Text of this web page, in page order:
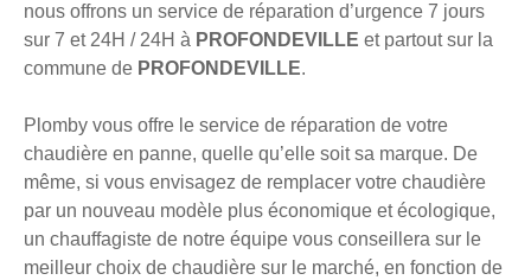
nous offrons un service de réparation d’urgence 7 jours
sur 7 et 24H / 24H à PROFONDEVILLE et partout sur la
commune de PROFONDEVILLE.
Plomby vous offre le service de réparation de votre
chaudière en panne, quelle qu’elle soit sa marque. De
même, si vous envisagez de remplacer votre chaudière
par un nouveau modèle plus économique et écologique,
un chauffagiste de notre équipe vous conseillera sur le
meilleur choix de chaudière sur le marché, en fonction de